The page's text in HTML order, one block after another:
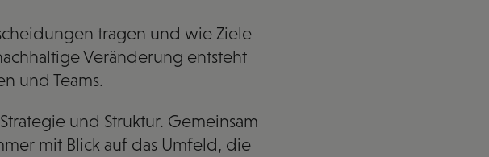
tragen und wie Ziele
Veränderung entsteht
und Teams.
und Struktur. Gemeinsam
mit Blick auf das Umfeld, die